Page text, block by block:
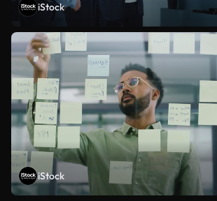
iStock
iStock